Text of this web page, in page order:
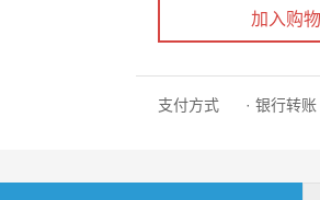
加入购
支付方式 · 银行转账